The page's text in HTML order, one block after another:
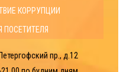
КОРРУПЦИИ
ПОСЕТИТЕЛЯ
пр., д.12